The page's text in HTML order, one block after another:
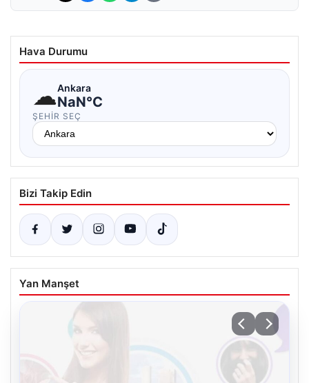
Hava Durumu
☁Ankara
NaN°C
ŞEHIR SEÇ
Bizi Takip Edin
Yan Manşet